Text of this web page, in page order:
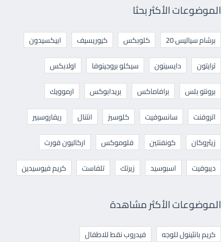
الموضوعات الأكثر بحثا
برشام سياليس 20 كلوبكس كيوريسيف
ابيكسيدون
ترايتون
دايسينون سيكلو بروجينوفا
اولابكس
برونتو بلس
برافاماكس بريدابوكس
ارموويك
اتروفنت
سانسوفيت كلوسيز انتنال
ريفاروسبير
زيثروكان
كونفنتين فلوموكس
اركاليون فورت
ديبوفيت
اسبوسيد زيرتك تلفاست كريم فيوسيدين
الموضوعات الأكثر مشاهدة
كريم بانثينول للوجه فيدروب نقط للاطفال